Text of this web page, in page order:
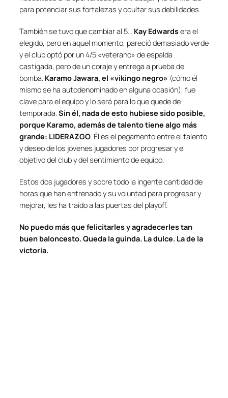
para potenciar sus fortalezas y ocultar sus debilidades.
También se tuvo que cambiar al 5… Kay Edwardsera el
elegido, pero en aquel momento, pareció demasiado verde
y el club optó por un 4/5 «veterano» de espalda
castigada, pero de un coraje y entrega a prueba de
bomba. Karamo Jawara, el «vikingo negro» (cómo él
mismo se ha autodenominado en alguna ocasión), fue
clave para el equipo y lo será para lo que quede de
temporada.Sin él, nada de esto hubiese sido posible,
porque Karamo, además de talento tiene algo más
grande: LIDERAZGO. Él es el pegamento entre el talento
y deseo de los jóvenes jugadores por progresar y el
objetivo del club y del sentimiento de equipo.
Estos dos jugadores y sobre todo la ingente cantidad de
horas que han entrenado y su voluntad para progresar y
mejorar, les ha traído a las puertas del playoff.
No puedo más que felicitarles y agradecerles tan
buen baloncesto. Queda la guinda. La dulce. La de la
victoria.